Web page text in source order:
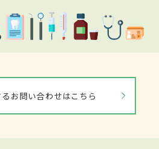
お問い合わせはこちら